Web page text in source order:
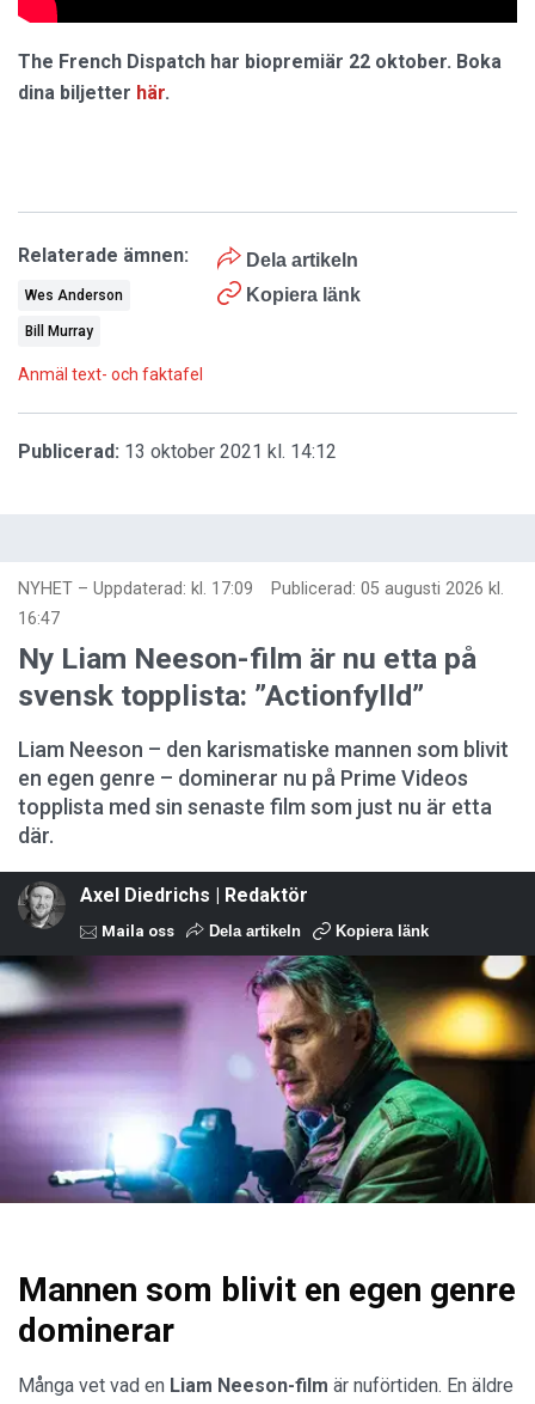
The French Dispatch har biopremiär 22 oktober. Boka
dina biljetter här.
Dela artikeln
Kopiera länk
Relaterade ämnen:
Wes Anderson
Bill Murray
Anmäl text- och faktafel
Publicerad: 13 oktober 2021 kl. 14:12
NYHET – Uppdaterad: kl. 17:09 Publicerad: 05 augusti 2026 kl.
16:47
Ny Liam Neeson-film är nu etta på
svensk topplista: ”Actionfylld”
Liam Neeson – den karismatiske mannen som blivit
en egen genre – dominerar nu på Prime Videos
topplista med sin senaste film som just nu är etta
där.
Axel Diedrichs | Redaktör
Maila oss Dela artikeln Kopiera länk
Mannen som blivit en egen genre
dominerar
Många vet vad en Liam Neeson-film är nuförtiden. En äldre